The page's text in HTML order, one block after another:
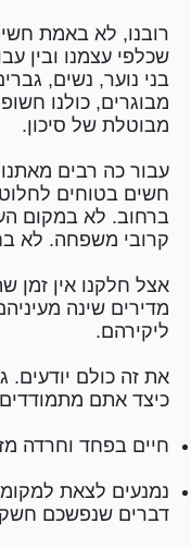
רובנו, לא באמת
שכלפי עצמנו ובין
בני נוער, נשים,
מבוגרים, כולנו
מבוטלת של סיכון.
עבור כה רבים
חשים בטוחים
ברחוב. לא במקום
קרובי משפחה. לא
אצל חלקנו אין זמן
מדירים שינה
ליקירהם.
את זה כולם יודעים.
כיצד אתם
חיים בפחד וחרדה
נמנעים לצאת
דברים שנפשכם